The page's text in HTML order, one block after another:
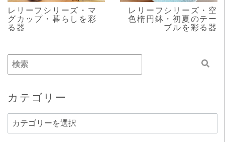
レリーフシリーズ・マ
グカップ・暮らしを彩
る器
レリーフシリーズ・空
色楕円鉢・初夏のテー
ブルを彩る器
カテゴリー
カ
テ